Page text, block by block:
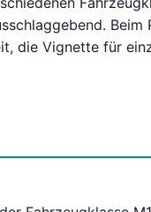
die Vignette für